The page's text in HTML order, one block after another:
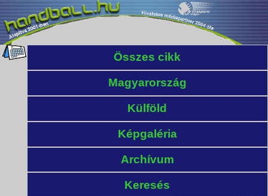
Összes cikk
Magyarország
Külföld
Képgaléria
Archívum
Keresés